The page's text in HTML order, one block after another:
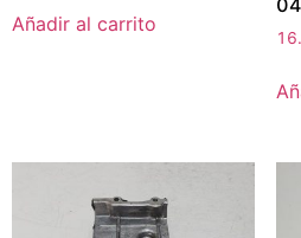
Añadir al carrito